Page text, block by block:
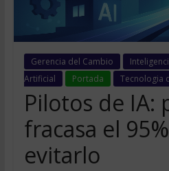
Gerencia del Cambio
Artificial
Portada Tecnologia
Pilotos de IA:
fracasa el
evitarlo